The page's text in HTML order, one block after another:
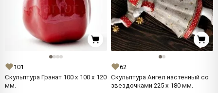
101
Скульптура Гранат 100 x 100 x 120
мм.
62
Скульптура Ангел настенный со
звездочками 225 x 180 мм.